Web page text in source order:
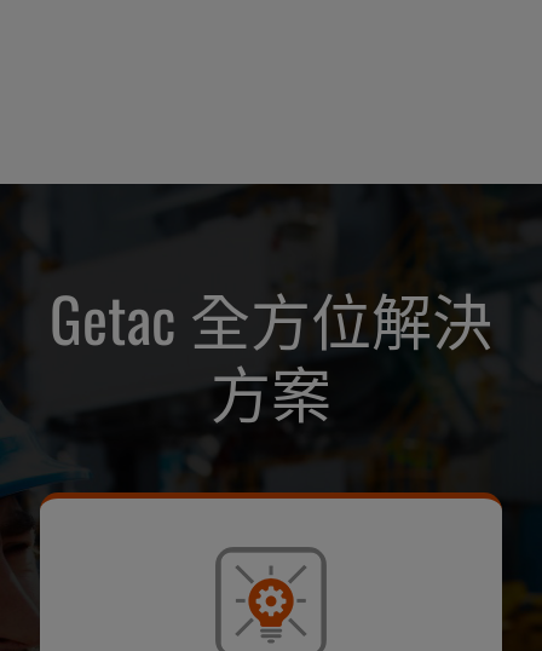
Getac 全方位解決
方案